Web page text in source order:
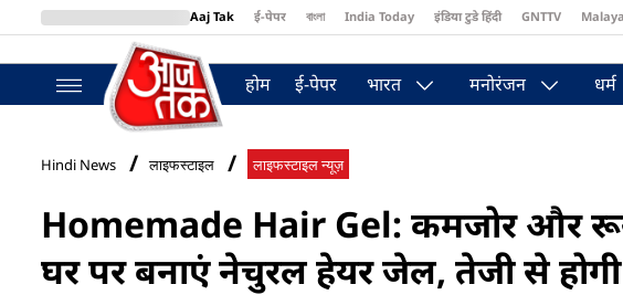
Aaj Tak ई-पेपर বাংলা India Today इंडिया टुडे हिंदी GNTTV
BT Bazaar
होम ई-पेपर भारत मनोरंजन धर्म
Hindi News लाइफस्टाइल लाइफस्टाइल न्यूज़
Homemade Hair Gel: कमजोर और
घर पर बनाएं नेचुरल हेयर जेल, तेजी से होगी